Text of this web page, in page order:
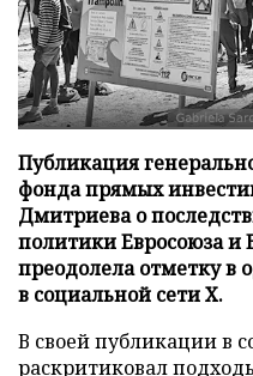
Публикация
фонда прямых
Дмитриева о
политики Евросоюза и
преодолела отметку в
в социальной сети X.
В своей публикации в
раскритиковал